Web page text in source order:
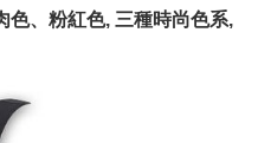
色、粉紅色, 三種時尚色系,